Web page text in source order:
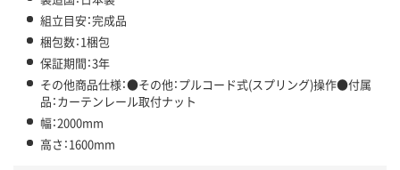
組立目安：完成品
梱包数：1梱包
保証期間：3年
その他商品仕様：●その他：プルコード式(スプリング)操作●付属
品：カーテンレール取付ナット
幅：2000mm
高さ：1600mm